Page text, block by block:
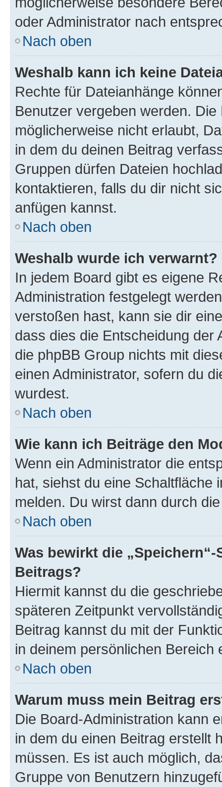
oder Administrator nach
Nach oben
Weshalb kann ich keine
Rechte für Dateianhänge
Benutzer vergeben werden.
möglicherweise nicht erlaubt,
in dem du deinen Beitrag
Gruppen dürfen Dateien
kontaktieren, falls du dir nicht
anfügen kannst.
Nach oben
Weshalb wurde ich verwarnt?
In jedem Board gibt es eigene
Administration festgelegt
verstoßen hast, kann sie dir
dass dies die Entscheidung der
die phpBB Group nichts mit
einen Administrator, sofern du
wurdest.
Nach oben
Wie kann ich Beiträge den
Wenn ein Administrator die
hat, siehst du eine Schaltfläche
melden. Du wirst dann durch
Nach oben
Was bewirkt die
Beitrags?
Hiermit kannst du die
späteren Zeitpunkt
Beitrag kannst du mit der
in deinem persönlichen Bereich
Nach oben
Warum muss mein Beitrag
Die Board-Administration kann
in dem du einen Beitrag erstellt
müssen. Es ist auch möglich,
Gruppe von Benutzern